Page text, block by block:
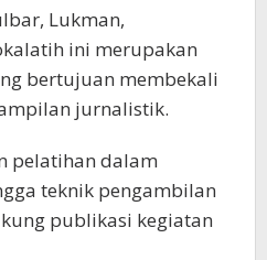
Lukman,
ini merupakan
bertujuan membekali
jurnalistik.
pelatihan dalam
teknik pengambilan
publikasi kegiatan